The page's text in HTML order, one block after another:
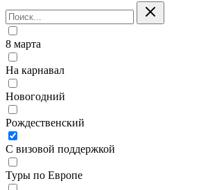
8 марта
На карнавал
Новогодний
Рождественский
С визовой поддержкой
Туры по Европе